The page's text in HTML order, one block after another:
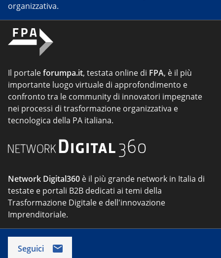
organizzativa.
Il portaleforumpa.it, testata online di FPA, è il più
importante luogo virtuale di approfondimento e
confronto tra le community di innovatori impegnate
nei processi di trasformazione organizzativa e
tecnologica della PA italiana.
Network Digital360 è il più grande network in Italia di
testate e portali B2B dedicati ai temi della
Trasformazione Digitale e dell'innovazione
Imprenditoriale.
Seguici